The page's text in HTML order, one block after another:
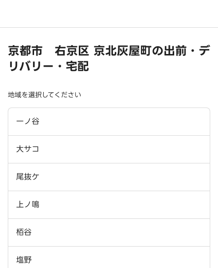
京都市 右京区 京北灰屋町の出前・デ
リバリー・宅配
地域を選択してください
一ノ谷
大サコ
尾抜ケ
上ノ鳴
栢谷
塩野